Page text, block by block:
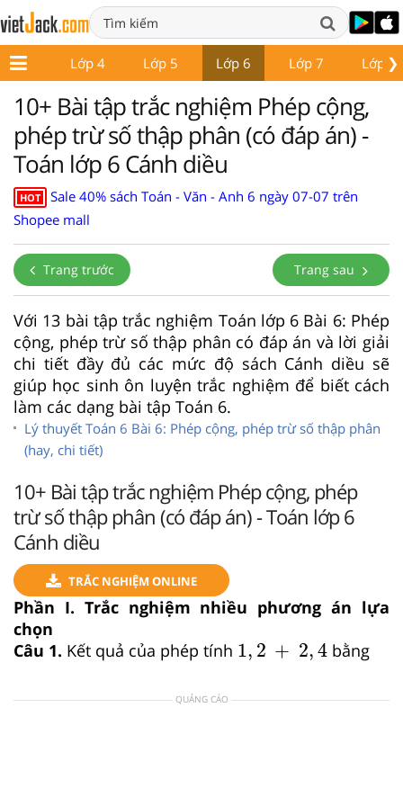
❯
3 Lớp 4 Lớp 5 Lớp 6 Lớp 7 Lớp 8
10+ Bài tập trắc nghiệm Phép cộng,
phép trừ số thập phân (có đáp án) -
Toán lớp 6 Cánh diều
HOT
Sale 40% sách Toán - Văn - Anh 6 ngày 07-07 trên
Shopee mall
Trang trước Trang sau
Với 13 bài tập trắc nghiệm Toán lớp 6 Bài 6: Phép
cộng, phép trừ số thập phân có đáp án và lời giải
chi tiết đầy đủ các mức độ sách Cánh diều sẽ
giúp học sinh ôn luyện trắc nghiệm để biết cách
làm các dạng bài tập Toán 6.
Lý thuyết Toán 6 Bài 6: Phép cộng, phép trừ số thập phân
(hay, chi tiết)
10+ Bài tập trắc nghiệm Phép cộng, phép
trừ số thập phân (có đáp án) - Toán lớp 6
Cánh diều
TRẮC NGHIỆM ONLINE
Phần I. Trắc nghiệm nhiều phương án lựa
chọn
Câu 1. Kết quả của phép tính 1, 2 + 2,4
1 2 + ,4 bằng
QUẢNG CÁO